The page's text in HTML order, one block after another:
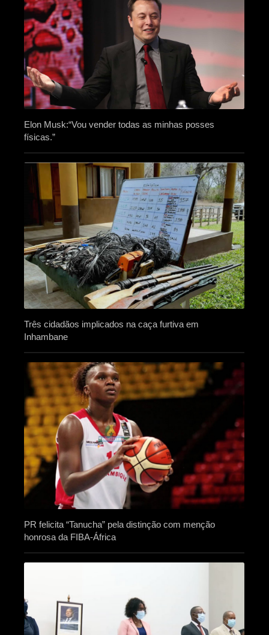
Elon Musk:“Vou vender todas as minhas posses
físicas.”
Três cidadãos implicados na caça furtiva em
Inhambane
PR felicita “Tanucha” pela distinção com menção
honrosa da FIBA-África